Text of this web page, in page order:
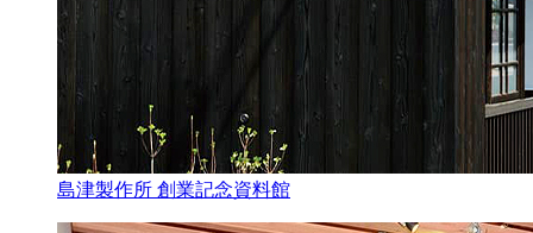
島津製作所 創業記念資料館